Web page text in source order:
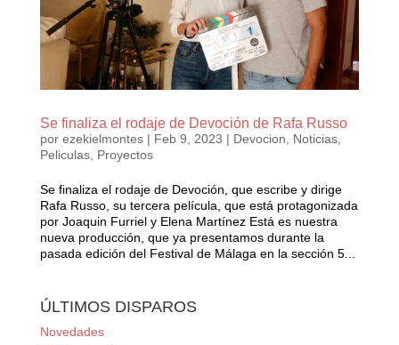
Se finaliza el rodaje de Devoción de Rafa Russo
por ezekielmontes| Feb 9, 2023 | Devocion Noticias,
Peliculas, Proyectos
Se finaliza el rodaje de Devoción, que escribe y dirige
Rafa Russo, su tercera película, que está protagonizada
por Joaquin Furriel y Elena Martínez Está es nuestra
nueva producción, que ya presentamos durante la
pasada edición del Festival de Málaga en la sección 5...
ÚLTIMOS DISPAROS
Novedades